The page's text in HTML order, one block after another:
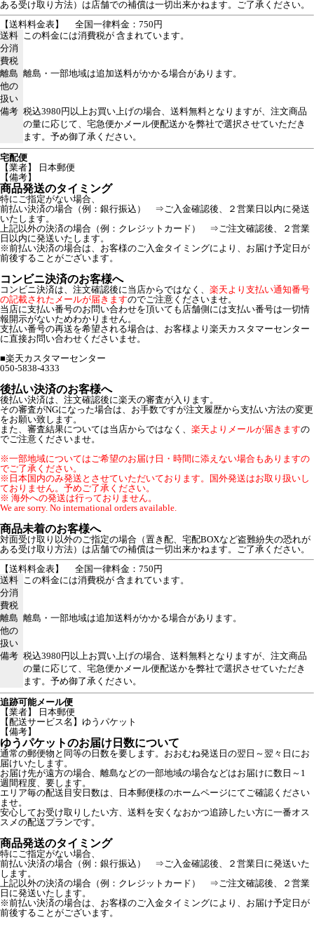
ある受け取り方法）は店舗での補償は一切出来かねます。ご了承ください。
【送料料金表】
全国一律料金：750円
送料
分消
費税
この料金には消費税が 含まれています。
離島
他の
扱い
離島・一部地域は追加送料がかかる場合があります。
備考 税込3980円以上お買い上げの場合、送料無料となりますが、注文商品
の量に応じて、宅急便かメール便配送かを弊社で選択させていただき
ます。予め御了承ください。
宅配便
【業者】 日本郵便
【備考】
商品発送のタイミング
特にご指定がない場合、
前払い決済の場合（例：銀行振込） ⇒ご入金確認後、２営業日以内に発送
いたします。
上記以外の決済の場合（例：クレジットカード） ⇒ご注文確認後、２営業
日以内に発送いたします。
※前払い決済の場合は、お客様のご入金タイミングにより、お届け予定日が
前後することがございます。
コンビニ決済のお客様へ
コンビニ決済は、注文確認後に当店からではなく、 楽天より支払い通知番号
の記載されたメールが届きますのでご注意くださいませ。
当店に支払い番号のお問い合わせを頂いても店舗側には支払い番号は一切情
報開示がないためわかりません。
支払い番号の再送を希望される場合は、お客様より楽天カスタマーセンター
に直接お問い合わせくださいませ。
■楽天カスタマーセンター
050-5838-4333
後払い決済のお客様へ
後払い決済は、注文確認後に楽天の審査が入ります。
その審査がNGになった場合は、お手数ですが注文履歴から支払い方法の変更
をお願い致します。
また、審査結果については当店からではなく、 楽天よりメールが届きますの
でご注意くださいませ。
※一部地域についてはご希望のお届け日・時間に添えない場合もありますの
でご了承ください。
※日本国内のみ発送とさせていただいております。国外発送はお取り扱いし
ておりません。予めご了承ください。
※ 海外への発送は行っておりません。
We are sorry. No international orders available.
商品未着のお客様へ
対面受け取り以外のご指定の場合（置き配、宅配BOXなど盗難紛失の恐れが
ある受け取り方法）は店舗での補償は一切出来かねます。ご了承ください。
【送料料金表】
全国一律料金：750円
送料
分消
費税
この料金には消費税が 含まれています。
離島
他の
扱い
離島・一部地域は追加送料がかかる場合があります。
備考 税込3980円以上お買い上げの場合、送料無料となりますが、注文商品
の量に応じて、宅急便かメール便配送かを弊社で選択させていただき
ます。予め御了承ください。
追跡可能メール便
【業者】 日本郵便
【配送サービス名】ゆうパケット
【備考】
ゆうパケットのお届け日数について
通常の郵便物と同等の日数を要します。おおむね発送日の翌日～翌々日にお
届けいたします。
お届け先が遠方の場合、離島などの一部地域の場合などはお届けに数日～1
週間程度、要します。
エリア毎の配送目安日数は、日本郵便様のホームページにてご確認ください
ませ。
安心してお受け取りしたい方、送料を安くなおかつ追跡したい方に一番オス
スメの配送プランです。
商品発送のタイミング
特にご指定がない場合、
前払い決済の場合（例：銀行振込） ⇒ご入金確認後、２営業日に発送いた
します。
上記以外の決済の場合（例：クレジットカード） ⇒ご注文確認後、２営業
日に発送いたします。
※前払い決済の場合は、お客様のご入金タイミングにより、お届け予定日が
前後することがございます。